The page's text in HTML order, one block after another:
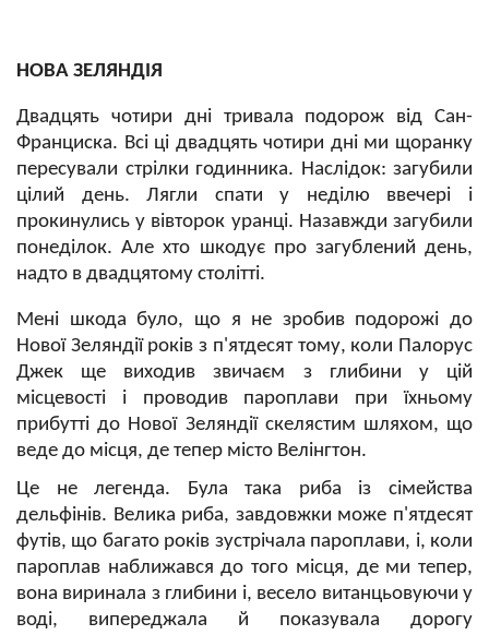
НОВА ЗЕЛЯНДІЯ
Двадцять чотири дні тривала подорож від Сан-
Франциска. Вcі ці двадцять чотири дні ми щоранку
пересували стрілки годинника. Наслідок: загубили
цілий день. Лягли спати у неділю ввечері і
прокинулись у вівторок уранці. Назавжди загубили
понеділок. Але хто шкодує про загублений день,
надто в двадцятому столітті.
Мені шкода було, що я не зробив подорожі до
Нової Зеляндії років з п'ятдесят тому, коли Палорус
Джек ще виходив звичаєм з глибини у цій
місцевості і проводив пароплави при їхньому
прибутті до Нової Зеляндії скелястим шляхом, що
веде до місця, де тепер місто Велінгтон.
Це не легенда. Була така риба із сімейства
дельфінів. Велика риба, завдовжки може п'ятдесят
футів, що багато років зустрічала пароплави, і, коли
пароплав наближався до того місця, де ми тепер,
вона виринала з глибини і, весело витанцьовуючи у
воді, випереджала й показувала дорогу